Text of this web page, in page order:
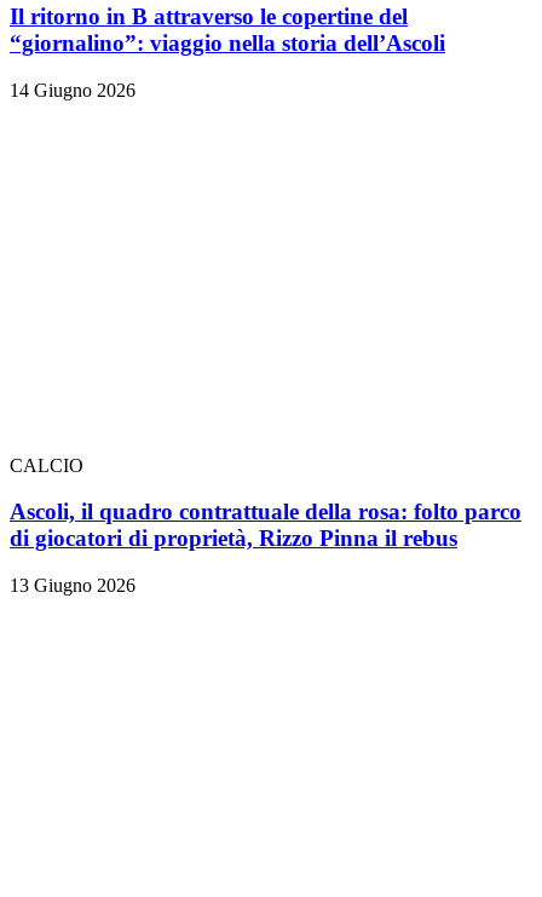
Il ritorno in B attraverso le copertine del
“giornalino”: viaggio nella storia dell’Ascoli
14 Giugno 2026
CALCIO
Ascoli, il quadro contrattuale della rosa: folto parco
di giocatori di proprietà, Rizzo Pinna il rebus
13 Giugno 2026